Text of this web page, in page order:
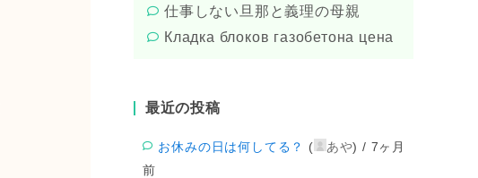
仕事しない旦那と義理の母親
Кладка блоков газобетона цена
最近の投稿
お休みの日は何してる？ ( あや) / 7ヶ月
前